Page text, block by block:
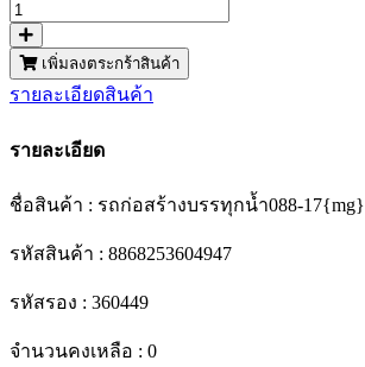
เพิ่มลงตระกร้าสินค้า
รายละเอียดสินค้า
รายละเอียด
ชื่อสินค้า : รถก่อสร้างบรรทุกน้ำ088-17{mg}
รหัสสินค้า : 8868253604947
รหัสรอง : 360449
จำนวนคงเหลือ : 0